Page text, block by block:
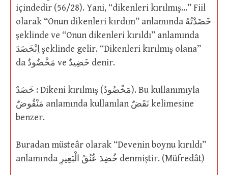
içindedir (56/28). Yani, “dikenleri kırılmış…” Fiil
olarak “Onun dikenleri kırdım” anlamında خَضَدْتُهُ
şeklinde ve “Onun dikenleri kırıldı” anlamında
اِنْخَضَدَ şeklinde gelir. “Dikenleri kırılmış olana”
da مَخْضُودٌ ve خَضِيدٌ denir.
خَضَدٌ : Dikeni kırılmış (مَخْضُودٌ). Bu kullanımıyla
مَنْقُوضٌ anlamında kullanılan نَقَضٌ kelimesine
benzer.
Buradan müsteâr olarak “Devenin boynu kırıldı”
anlamında خُضِدَ عُنُقُ الْبَعِيرِ denmiştir. (Müfredât)